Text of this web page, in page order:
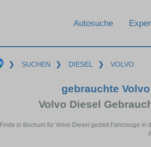
Autosuche
❯ SUCHEN ❯ DIESEL ❯ VOLVO
gebrauchte
Volvo Diesel
Finde in Bochum für Volvo Diesel gezielt Fahrzeuge